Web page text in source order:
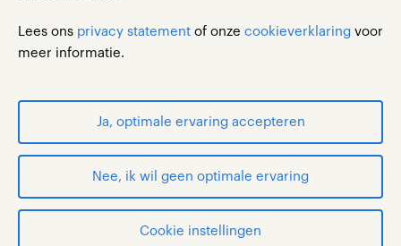
Lees ons privacy statement of onze cookieverklaring voor
meer informatie.
Ja, optimale ervaring accepteren
Nee, ik wil geen optimale ervaring
Cookie instellingen